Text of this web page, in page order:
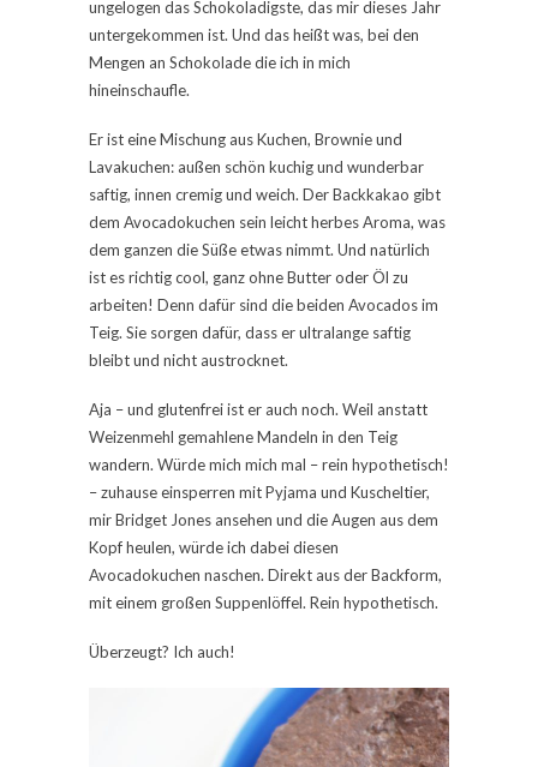
ungelogen das Schokoladigste, das mir dieses Jahr
untergekommen ist. Und das heißt was, bei den
Mengen an Schokolade die ich in mich
hineinschaufle.
Er ist eine Mischung aus Kuchen, Brownie und
Lavakuchen: außen schön kuchig und wunderbar
saftig, innen cremig und weich. Der Backkakao gibt
dem Avocadokuchen sein leicht herbes Aroma, was
dem ganzen die Süße etwas nimmt. Und natürlich
ist es richtig cool, ganz ohne Butter oder Öl zu
arbeiten! Denn dafür sind die beiden Avocados im
Teig. Sie sorgen dafür, dass er ultralange saftig
bleibt und nicht austrocknet.
Aja – und glutenfrei ist er auch noch. Weil anstatt
Weizenmehl gemahlene Mandeln in den Teig
wandern. Würde mich mich mal – rein hypothetisch!
– zuhause einsperren mit Pyjama und Kuscheltier,
mir Bridget Jones ansehen und die Augen aus dem
Kopf heulen, würde ich dabei diesen
Avocadokuchen naschen. Direkt aus der Backform,
mit einem großen Suppenlöffel. Rein hypothetisch.
Überzeugt? Ich auch!